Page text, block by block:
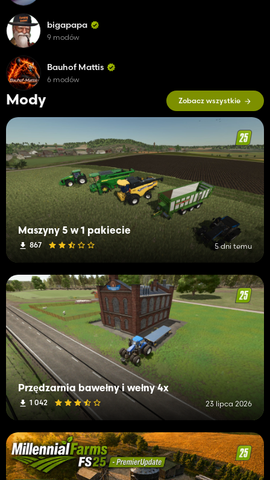
Mody Zobacz wszystkie
Maszyny 5 w 1 pakiecie
867 5 dni temu
Przędzarnia bawełny i wełny 4x
1 042 23 lipca 2026
bigapapa
9 modów
Bauhof Mattis
6 modów